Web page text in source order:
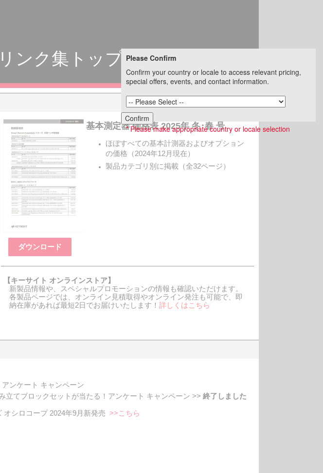
ンク集トップページ
ダウンロード
基本測定器 価格表 2025年 冬･春 号
ほぼすべての基本計測器およびオプション
の価格（2024年12月現在）
製品カテゴリ別に掲載（全32ページ）
【キーサイト オンラインストア】
新製品情報や、スペシャルプロモーションの情報も確認いただけます。
各製品ページでは、オンライン見積取得やオンライン発注も可能で、即
納在庫があれば最短2日でお届けいたします！ 詳しくはこち ら
アンケート キャンペーン
立てブロックセットが当たる！アンケート キャンペーン >> 終了しました
オシロコープ 2024年9月新発売 >>こちら
Please Confirm
Confirm your country or locale to access relevant pricing,
special offers, events, and contact information.
Confirm
* Please make appropriate country or locale selection